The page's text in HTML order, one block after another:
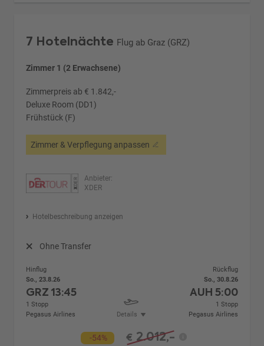
7 Hotelnächte Flug ab Graz (GRZ)
Zimmer 1 (2 Erwachsene)
Zimmerpreis ab € 1.842,-
Deluxe Room (DD1)
Frühstück (F)
Zimmer & Verpflegung anpassen
Anbieter:
XDER
Hotelbeschreibung anzeigen
Ohne Transfer
Hinflug
So., 23.8.26
GRZ13:45
1 Stopp
Pegasus Airlines
Details
Rückflug
So., 30.8.26
AUH 5:00
1 Stopp
Pegasus Airlines
-54% € 2.012,-